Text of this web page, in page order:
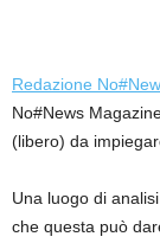
Redazione
No#News
(libero) da
Una luogo di
che questa può